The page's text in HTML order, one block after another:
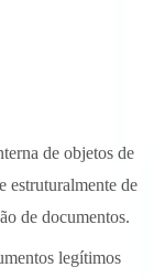
de objetos de
estruturalmente de
de documentos.
legítimos